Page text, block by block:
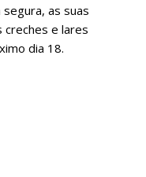
as suas
creches e lares
dia 18.